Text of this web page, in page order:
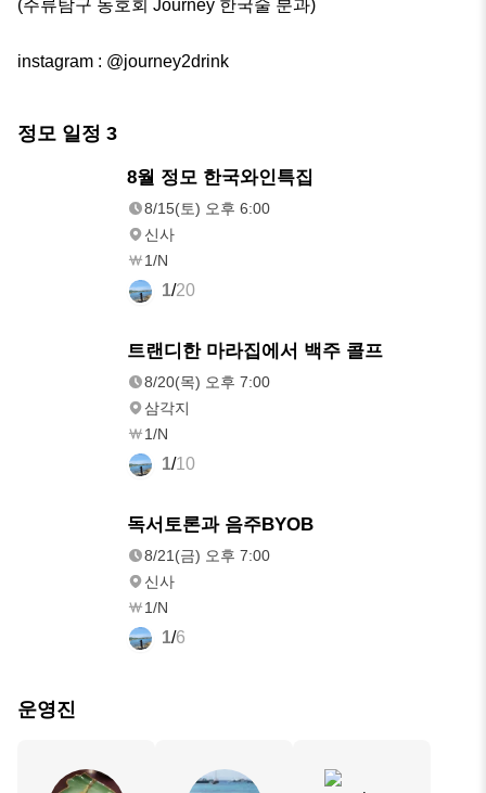
(주류탐구 동호회 Journey 한국술 분과)
instagram : @journey2drink
정모 일정 3
8월 정모 한국와인특집
8/15(토) 오후 6:00
신사
1/N
1/20
트랜디한 마라집에서 백주 콜프
8/20(목) 오후 7:00
삼각지
1/N
1/10
독서토론과 음주BYOB
8/21(금) 오후 7:00
신사
1/N
1/6
운영진